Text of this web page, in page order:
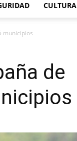
CULTURA
municipios
de